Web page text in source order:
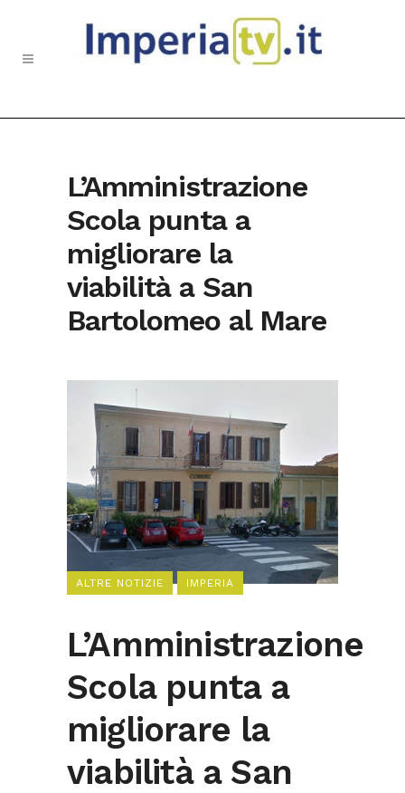
L’Amministrazione
Scola punta a
migliorare la
viabilità a San
Bartolomeo al Mare
ALTRE NOTIZIE IMPERIA
L’Amministrazione
Scola punta a
migliorare la
viabilità a San